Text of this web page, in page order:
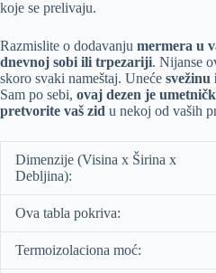
koje se prelivaju.
Razmislite o dodavanju mermera u
dnevnoj sobi ili trpezariji. Nijanse
skoro svaki nameštaj. Uneće
Sam po sebi, ovaj dezen je
pretvorite vaš zid u nekoj od vaših
Dimenzije (Visina x Širina x
Debljina):
Ova tabla pokriva:
Termoizolaciona moć: